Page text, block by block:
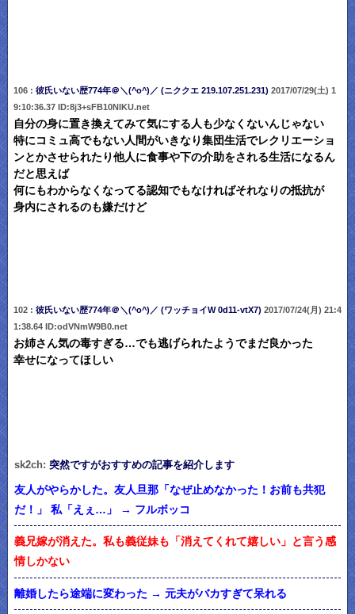
106 : 彼氏いない歴774年＠＼(^o^)／ (ニククエ 219.107.251.231) 2017/07/29(土) 1
9:10:36.37 ID:8j3+sFB10NIKU.net
自分の身に置き換えてみて気にする人も少なくないんじゃない
特にコミュ高でもない人間がいきなり集団生活でレクリエーショ
ンとかさせられたり他人に食事や下の介助をされる生活になるん
だと思えば
何にもわからなくなってる認知でもなければそれなりの抵抗が
身内にされるのも嫌だけど
102 : 彼氏いない歴774年＠＼(^o^)／ (ワッチョイW 0d11-vtX7) 2017/07/24(月) 21:4
1:38.64 ID:odVNmW9B0.net
お姉さん気の毒すぎる…でも逃げられたようでまだ良かった
幸せになってほしい
sk2ch: 突然ですがおすすめの記事を紹介します
友人がやらかした。友人旦那「なぜ止めなかった！お前も共犯
だ！」 私「えぇ…」 → フルボッコ
義兄嫁が消えた。私も義従妹も「消えてくれて嬉しい」と言う感
情しかない
離婚したら途端に変わった → 元夫がバカすぎて呆れる